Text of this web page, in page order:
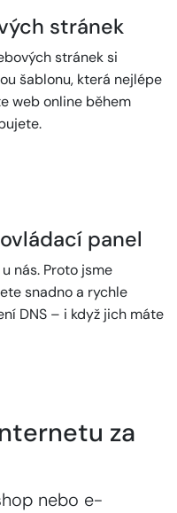
stránek
stránek si
šablonu, která nejlépe
web online během
panel
nás. Proto jsme
snadno a rychle
DNS – i když jich máte
za
nebo e-